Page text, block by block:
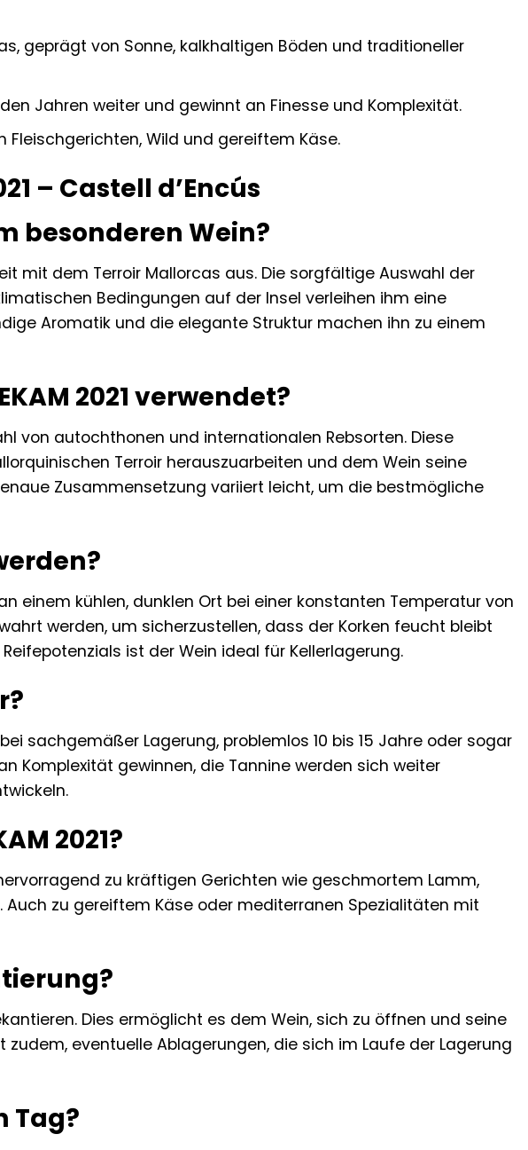
geprägt von Sonne, kalkhaltigen Böden und traditioneller
Jahren weiter und gewinnt an Finesse und Komplexität.
Fleischgerichten, Wild und gereiftem Käse.
– Castell d’Encús
besonderen Wein?
mit dem Terroir Mallorcas aus. Die sorgfältige Auswahl der
Bedingungen auf der Insel verleihen ihm eine
Aromatik und die elegante Struktur machen ihn zu einem
2021 verwendet?
von autochthonen und internationalen Rebsorten. Diese
Terroir herauszuarbeiten und dem Wein seine
Zusammensetzung variiert leicht, um die bestmögliche
einem kühlen, dunklen Ort bei einer konstanten Temperatur von
werden, um sicherzustellen, dass der Korken feucht bleibt
ist der Wein ideal für Kellerlagerung.
sachgemäßer Lagerung, problemlos 10 bis 15 Jahre oder sogar
Komplexität gewinnen, die Tannine werden sich weiter
2021?
zu kräftigen Gerichten wie geschmortem Lamm,
zu gereiftem Käse oder mediterranen Spezialitäten mit
Dies ermöglicht es dem Wein, sich zu öffnen und seine
eventuelle Ablagerungen, die sich im Laufe der Lagerung
Tag?